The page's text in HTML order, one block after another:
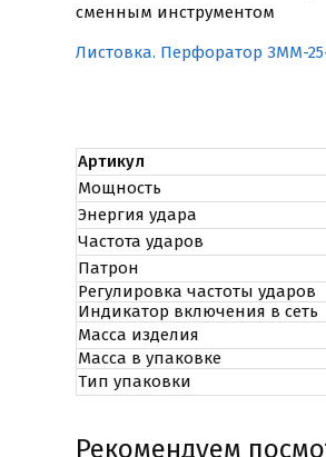
сменным инструментом
Листовка. Перфоратор ЗММ-
Артикул
Мощность
Энергия удара
Частота ударов
Патрон
Регулировка частоты ударов
Индикатор включения в сеть
Масса изделия
Масса в упаковке
Тип упаковки
Рекомендуем